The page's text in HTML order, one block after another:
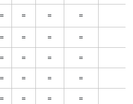
= = = =
= = =
=
= = =
=
= = =
=
= = =
=